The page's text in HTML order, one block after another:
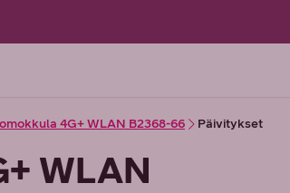
4G+ WLAN B2368-66 Päivitykset
WLAN